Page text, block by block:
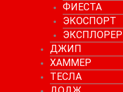
ФИЕСТА
ЭКОСПОРТ
ЭКСПЛОРЕР
ДЖИП
ХАММЕР
ТЕСЛА